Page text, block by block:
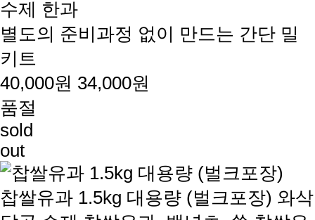
수제 한과
별도의 준비과정 없이 만드는 간단 밀
키트
40,000원 34,000원
품절
sold
out
찹쌀유과 1.5kg 대용량 (벌크포장) 와삭